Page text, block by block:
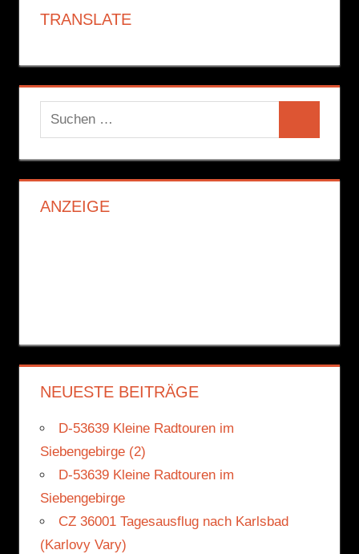
TRANSLATE
Suchen
nach:
ANZEIGE
NEUESTE BEITRÄGE
D-53639 Kleine Radtouren im
Siebengebirge (2)
D-53639 Kleine Radtouren im
Siebengebirge
CZ 36001 Tagesausflug nach Karlsbad
(Karlovy Vary)